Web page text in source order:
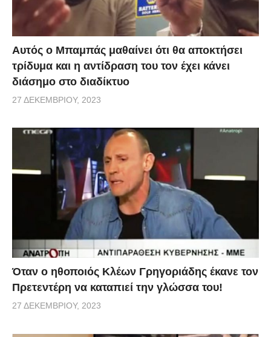
Αυτός ο Μπαμπάς μαθαίνει ότι θα αποκτήσει
τρίδυμα και η αντίδραση του τον έχει κάνει
διάσημο στο διαδίκτυο
27 ΔΕΚΕΜΒΡΊΟΥ, 2023
Όταν ο ηθοποιός Κλέων Γρηγοριάδης έκανε τον
Πρετεντέρη να καταπιεί την γλώσσα του!
27 ΔΕΚΕΜΒΡΊΟΥ, 2023